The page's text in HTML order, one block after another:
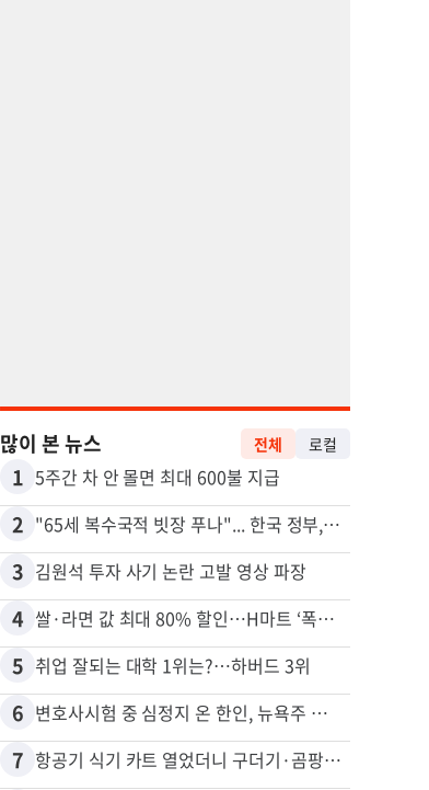
많이 본 뉴스 전체 로컬
1 5주간 차 안 몰면 최대 600불 지급
2 "65세 복수국적 빗장 푸나"... 한국 정부, 연령 완화 전면 추진
3 김원석 투자 사기 논란 고발 영상 파장
4 쌀·라면 값 최대 80% 할인…H마트 ‘폭탄 세일’
5 취업 잘되는 대학 1위는?…하버드 3위
6 변호사시험 중 심정지 온 한인, 뉴욕주 제소
7 항공기 식기 카트 열었더니 구더기·곰팡이…LAX 기내식 업체 논란